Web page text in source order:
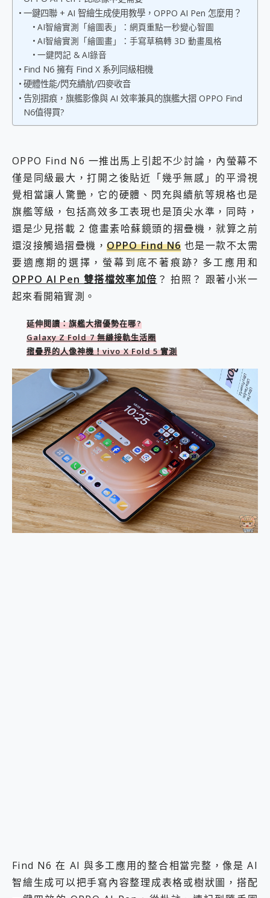
realme 14 Pro 超硬軍規、冰感變色實測，realme 14 5G 遊戲戰鬥值爆表，效能x娛樂全都要！
iPhone、Apple Watch、AirPods耳機 三個設備充電一起搞定 ONPRO MagReact™ M3 3 in 1可攜摺疊無線充電器 開箱 評測
動靜皆宜「HUAWEI FreeArc」開放式耳掛耳機，無感配戴! 超穩超服貼，音質、通話也很優質
25種洗烘模式一機搞定! Roborock 衣莉莎白 H1 Neo分子篩洗脫烘 AI 滾筒洗衣機
給 MSI Claw 系列電競掌機 最完美的家 MSI Nest Docking Station 掌機專屬擴充底座 開箱 評測
B&O 精品級音響! Home+ 中嘉寬頻 SoundBox 劇院串流盒 開箱 評測
2億 APO蔡司長焦神機降臨~ vivo X200 Pro、vivo X200 就是這麼好拍
小體積 40000mAh 超大容量 一次充5個設備 充好充滿 CUKTECH 酷態科 300W 微型充電站 開箱 評測
97.3% 恢復率，資料救援就是這麼簡單 EaseUS Data Recovery Wizard Free 18.0.0 業界最好的資料救援軟體
磁碟系統大風吹 有了 磁碟管理程式 EaseUS Partition Master 就是這麼簡單
全新 SONY Xperia 1 VI 開箱! 相機實測! 長焦覆蓋更遠更清晰、2日長續航、頂尖影音娛樂效能~
Xiaomi 14 Ultra 開箱 評測~ 有深度的 Leica 影像旗艦手機! 加碼小旗艦 Xiaomi 14 開箱 評測
vivo TWS 3e 真無線藍牙耳機智慧降噪升級、音質明亮溫潤，並支援雙設備連接~
MSI Claw 掌機專屬配件包 來囉 完美保護 MSI Claw A1M-026TW 電競掌機
人像旗艦 vivo V30 系列 開箱 評測! 首搭蔡司光學鏡頭、攝影棚級柔光環、拍攝功能最好玩的美拍神機 vivo V30 Pro
多個願望一次滿足 超強散熱 微星 MSI Claw A1M-026TW 電競掌機 開箱 評測
一吸完美對位 擁有超強吸力與超好用的隱磁支架 O-ONE MAG 最會吸的行動電源 開箱 評測
近八千元的 Soundcore Liberty 5 Pro Max，有螢幕的耳機會是智商稅嗎?
ASUS Pad 全面應援 Me Time，加碼愛奇藝黃金雙周卡體驗，專案價最低 NT$0 起
一鍵四聯 + AI 智繪生成使用教學，OPPO AI Pen 怎麼用？
AI智繪實測「繪圖表」：網頁重點一秒變心智圖
AI智繪實測「繪圖畫」：手寫草稿轉 3D 動畫風格
一鍵閃記 & AI錄音
Find N6 擁有 Find X 系列同級相機
硬體性能/閃充續航/四麥收音
告別摺痕，旗艦影像與 AI 效率兼具的旗艦大摺 OPPO Find
N6值得買?
OPPO Find N6 一推出馬上引起不少討論，內螢幕不
僅是同級最大，打開之後貼近「幾乎無感」的平滑視
覺相當讓人驚艷，它的硬體、閃充與續航等規格也是
旗艦等級，包括高效多工表現也是頂尖水準，同時，
還是少見搭載 2 億畫素哈蘇鏡頭的摺疊機，就算之前
還沒接觸過摺疊機，OPPO Find N6 也是一款不太需
要適應期的選擇，螢幕到底不著痕跡? 多工應用和
OPPO AI Pen 雙搭檔效率加倍 ？ 拍照？ 跟著小米一
起來看開箱實測。
延伸閱讀：旗艦大摺優勢在哪?
Galaxy Z Fold 7 無縫接軌生活圈
摺疊界的人像神機！vivo X Fold 5 實測
Find N6 在 AI 與多工應用的整合相當完整，像是 AI
智繪生成可以把手寫內容整理成表格或樹狀圖，搭配